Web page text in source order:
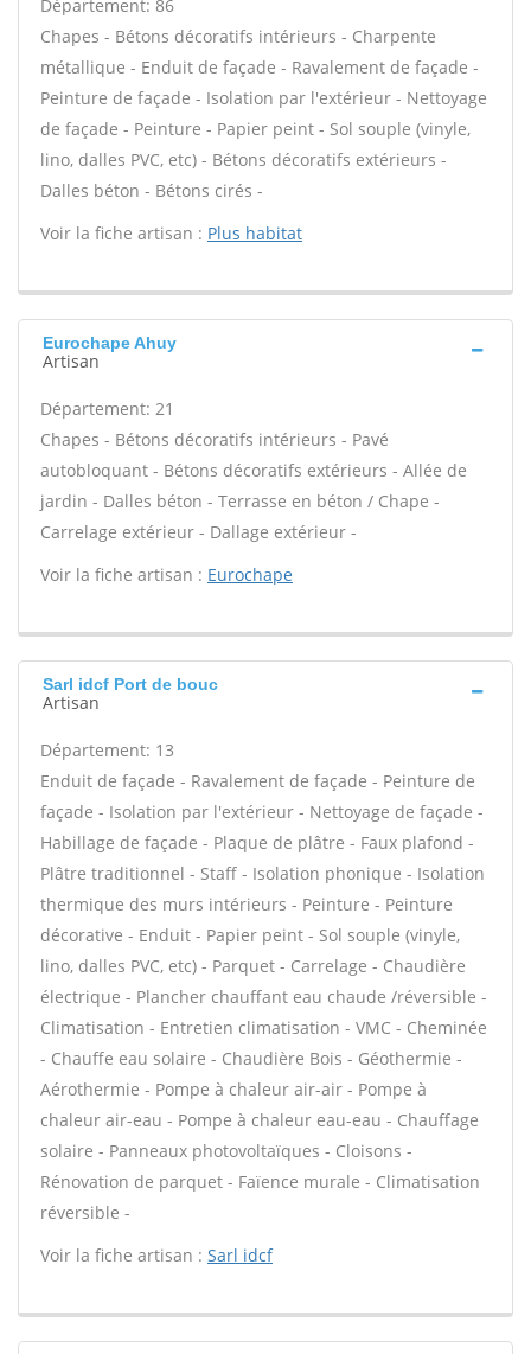
Département: 86
Chapes - Bétons décoratifs intérieurs - Charpente
métallique - Enduit de façade - Ravalement de façade -
Peinture de façade - Isolation par l'extérieur - Nettoyage
de façade - Peinture - Papier peint - Sol souple (vinyle,
lino, dalles PVC, etc) - Bétons décoratifs extérieurs -
Dalles béton - Bétons cirés -
Voir la fiche artisan : Plus habitat
Eurochape Ahuy
Artisan
Département: 21
Chapes - Bétons décoratifs intérieurs - Pavé
autobloquant - Bétons décoratifs extérieurs - Allée de
jardin - Dalles béton - Terrasse en béton / Chape -
Carrelage extérieur - Dallage extérieur -
Voir la fiche artisan : Eurochape
Sarl idcf Port de bouc
Artisan
Département: 13
Enduit de façade - Ravalement de façade - Peinture de
façade - Isolation par l'extérieur - Nettoyage de façade -
Habillage de façade - Plaque de plâtre - Faux plafond -
Plâtre traditionnel - Staff - Isolation phonique - Isolation
thermique des murs intérieurs - Peinture - Peinture
décorative - Enduit - Papier peint - Sol souple (vinyle,
lino, dalles PVC, etc) - Parquet - Carrelage - Chaudière
électrique - Plancher chauffant eau chaude /réversible -
Climatisation - Entretien climatisation - VMC - Cheminée
- Chauffe eau solaire - Chaudière Bois - Géothermie -
Aérothermie - Pompe à chaleur air-air - Pompe à
chaleur air-eau - Pompe à chaleur eau-eau - Chauffage
solaire - Panneaux photovoltaïques - Cloisons -
Rénovation de parquet - Faïence murale - Climatisation
réversible -
Voir la fiche artisan : Sarl idcf